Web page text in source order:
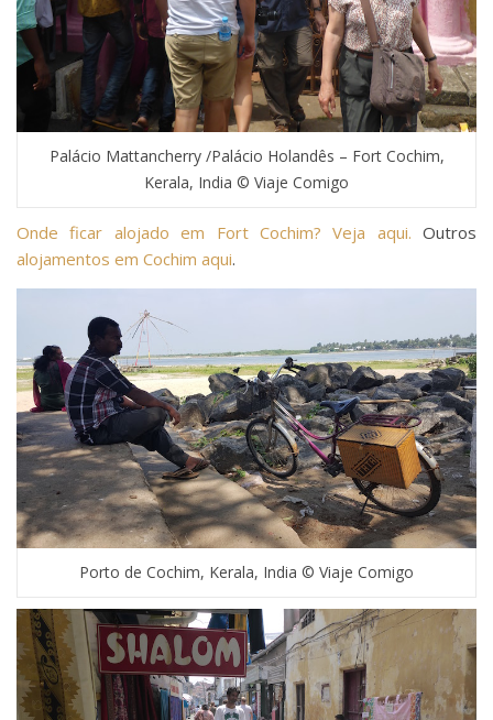
Palácio Mattancherry /Palácio Holandês – Fort Cochim,
Kerala, India © Viaje Comigo
Onde ficar alojado em Fort Cochim? Veja aqui. Outros
alojamentos em Cochim aqui.
Porto de Cochim, Kerala, India © Viaje Comigo